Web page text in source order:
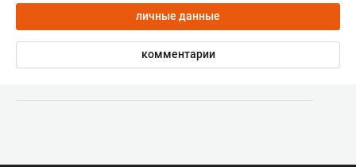
личные данные
комментарии